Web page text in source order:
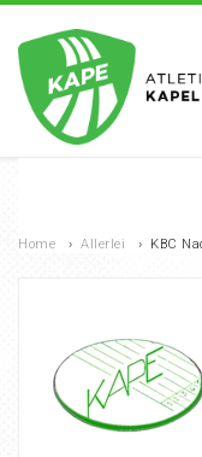
Home › Allerlei › KBC